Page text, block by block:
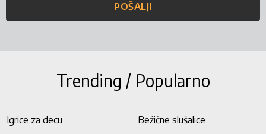
POŠALJI
Trending / Popularno
Igrice za decu
Bežične slušalice